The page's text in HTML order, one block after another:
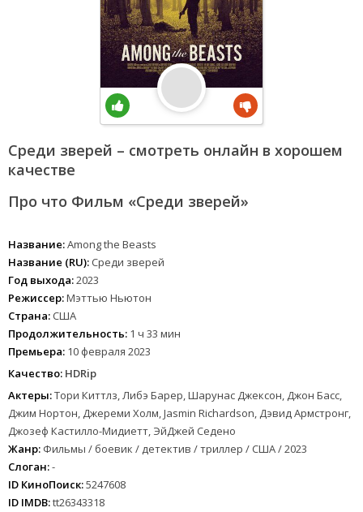
Среди зверей – смотреть онлайн в хорошем
качестве
Про что Фильм «Среди зверей»
Название:Among the Beasts
Название (RU): Среди зверей
Год выхода:2023
Режиссер:Мэттью Ньютон
Страна: США
Продолжительность: 1 ч 33 мин
Премьера: 10 февраля 2023
Качество: HDRip
Актеры:Тори Киттлз, Либэ Барер, Шарунас Джексон, Джон Басс,
Джим Нортон, Джереми Холм, Jasmin Richardson, Дэвид Армстронг,
Джозеф Кастилло-Мидиетт, ЭйДжей Седено
Жанр: Фильмы / боевик / детектив / триллер / США / 2023
Слоган:-
ID КиноПоиск:5247608
ID IMDB:tt26343318